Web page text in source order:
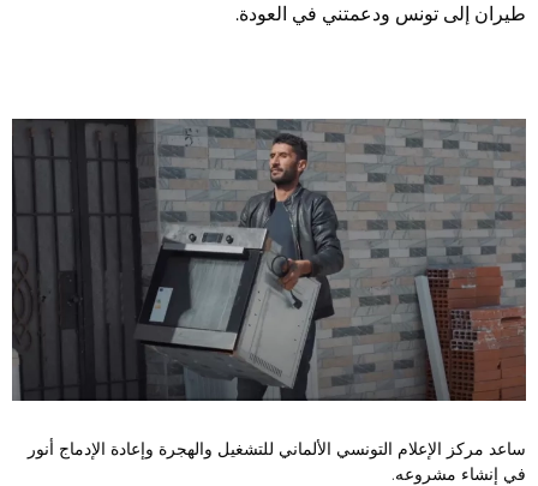
طيران إلى تونس ودعمتني في العودة.
ساعد مركز الإعلام التونسي الألماني للتشغيل والهجرة وإعادة الإدماج أنور
في إنشاء مشروعه.